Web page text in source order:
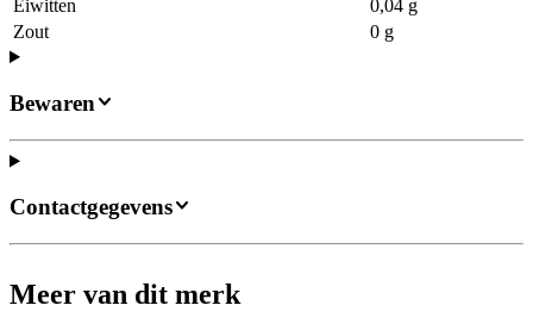
Eiwitten
0,04 g
Zout
0 g
Bewaren
Contactgegevens
Meer van dit merk